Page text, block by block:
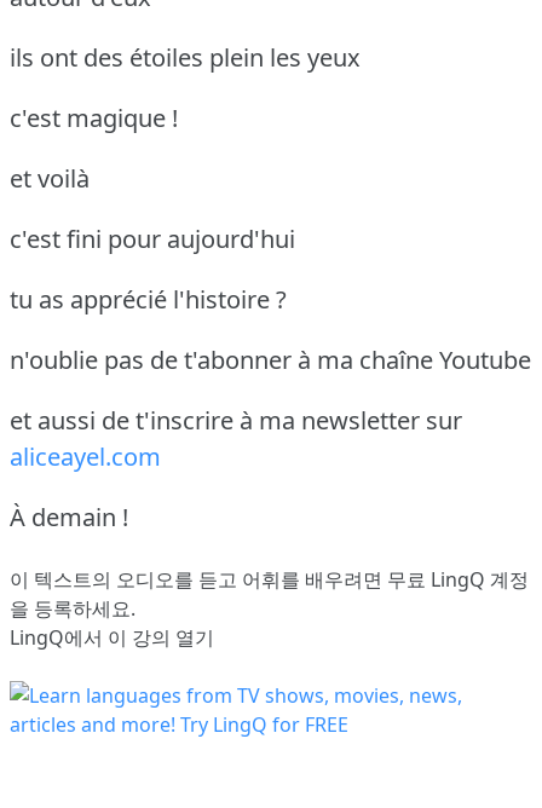
ils ont des étoiles plein les yeux
c'est magique !
et voilà
c'est fini pour aujourd'hui
tu as apprécié l'histoire ?
n'oublie pas de t'abonner à ma chaîne Youtube
et aussi de t'inscrire à ma newsletter sur
aliceayel.com
À demain !
이 텍스트의 오디오를 듣고 어휘를 배우려면 무료 LingQ 계정
을 등록하세요.
LingQ에서 이 강의 열기